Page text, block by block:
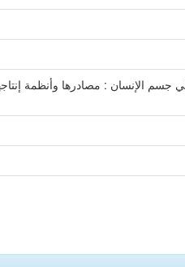
الإنسان : مصادرها وأنظمة